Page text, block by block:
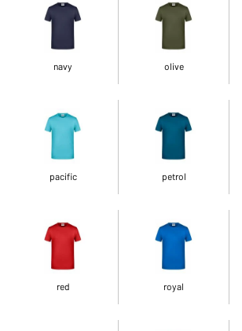
navy olive
pacific petrol
red royal